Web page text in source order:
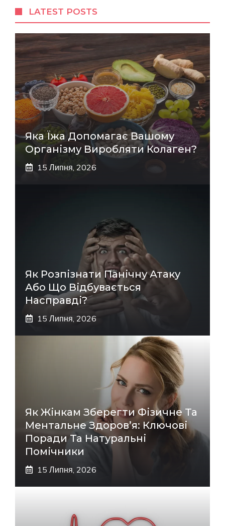
LATEST POSTS
Яка Їжа Допомагає Вашому
Організму Виробляти Колаген?
15 Липня, 2026
Як Розпізнати Панічну Атаку
Або Що Відбувається
Насправді?
15 Липня, 2026
Як Жінкам Зберегти Фізичне Та
Ментальне Здоров’я: Ключові
Поради Та Натуральні
Помічники
15 Липня, 2026